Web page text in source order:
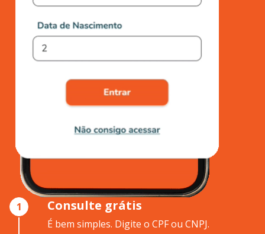
1 Consulte grátis
É bem simples. Digite o CPF ou CNPJ.